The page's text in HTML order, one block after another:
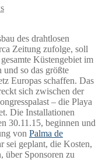
des drahtlosen
Zeitung zufolge, soll
Küstengebiet im
so das größte
Europas schaffen. Das
sich zwischen der
– die Playa
Die Installationen
30.11.15, beginnen und
von Palma de
sei geplant, die Kosten,
über Sponsoren zu